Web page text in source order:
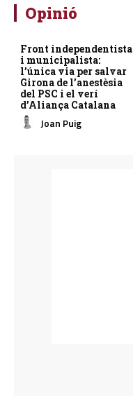
Opinió
Front independentista
i municipalista:
l’única via per salvar
Girona de l’anestèsia
del PSC i el verí
d’Aliança Catalana
Joan Puig